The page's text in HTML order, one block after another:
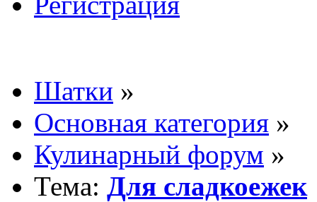
Шатки »
Основная категория »
Кулинарный форум »
Тема: Для сладкоежек